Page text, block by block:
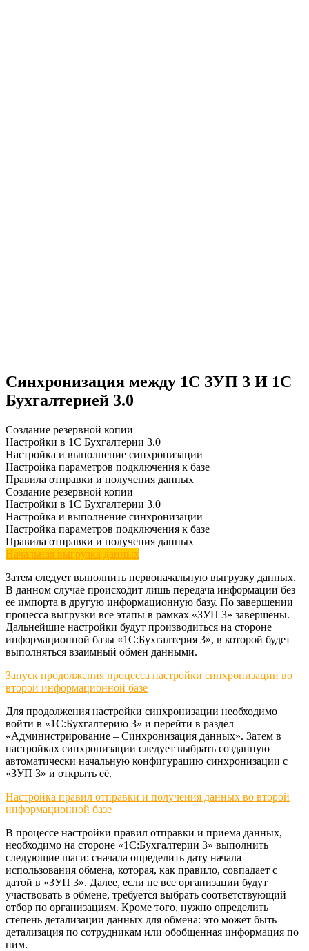
Синхронизация между 1С ЗУП 3 И 1С
Бухгалтерией 3.0
Создание резервной копии
Настройки в 1С Бухгалтерии 3.0
Настройка и выполнение синхронизации
Настройка параметров подключения к базе
Правила отправки и получения данных
Создание резервной копии
Настройки в 1С Бухгалтерии 3.0
Настройка и выполнение синхронизации
Настройка параметров подключения к базе
Правила отправки и получения данных
Начальная выгрузка данных
Затем следует выполнить первоначальную выгрузку данных.
В данном случае происходит лишь передача информации без
ее импорта в другую информационную базу. По завершении
процесса выгрузки все этапы в рамках «ЗУП 3» завершены.
Дальнейшие настройки будут производиться на стороне
информационной базы «1С:Бухгалтерия 3», в которой будет
выполняться взаимный обмен данными.
Запуск продолжения процесса настройки синхронизации во
второй информационной базе
Для продолжения настройки синхронизации необходимо
войти в «1С:Бухгалтерию 3» и перейти в раздел
«Администрирование – Синхронизация данных». Затем в
настройках синхронизации следует выбрать созданную
автоматически начальную конфигурацию синхронизации с
«ЗУП 3» и открыть её.
Настройка правил отправки и получения данных во второй
информационной базе
В процессе настройки правил отправки и приема данных,
необходимо на стороне «1С:Бухгалтерии 3» выполнить
следующие шаги: сначала определить дату начала
использования обмена, которая, как правило, совпадает с
датой в «ЗУП 3». Далее, если не все организации будут
участвовать в обмене, требуется выбрать соответствующий
отбор по организациям. Кроме того, нужно определить
степень детализации данных для обмена: это может быть
детализация по сотрудникам или обобщенная информация по
ним.